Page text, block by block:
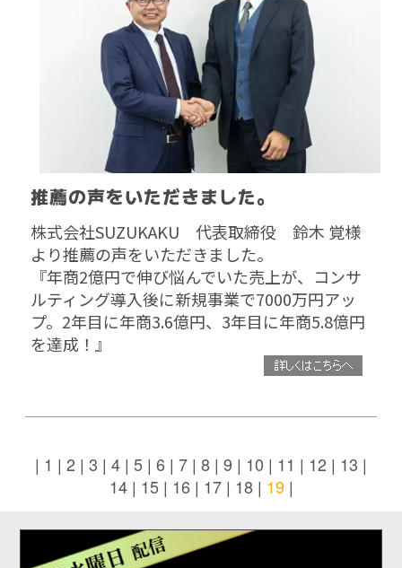
推薦の声をいただきました。
株式会社SUZUKAKU 代表取締役 鈴木 覚様
より推薦の声をいただきました。
『年商2億円で伸び悩んでいた売上が、コンサ
ルティング導入後に新規事業で7000万円アッ
プ。2年目に年商3.6億円、3年目に年商5.8億円
を達成！』
| 1 | 2 | 3 | 4 | 5 | 6 | 7 | 8 | 9 | 10 | 11 | 12 | 13 |
14 | 15 | 16 | 17 | 18 | 19 |